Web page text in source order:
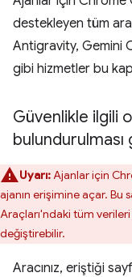
destekleyen tüm
Antigravity, Gemini
gibi hizmetler bu
Güvenlikle ilgili
Uyarı:Ajanlar için
ajanın erişimine açar. Bu
Araçları'ndaki tüm
değiştirebilir.
Aracınız, eriştiği